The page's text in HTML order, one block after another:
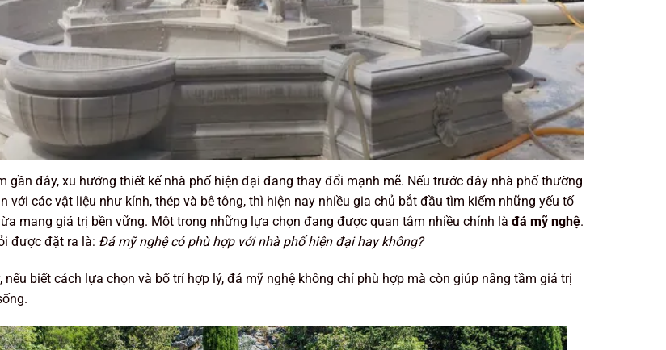
gần đây, xu hướng thiết kế nhà phố hiện đại đang thay đổi mạnh mẽ. Nếu trước đây nhà phố thường
với các vật liệu như kính, thép và bê tông, thì hiện nay nhiều gia chủ bắt đầu tìm kiếm những yếu tố
mang giá trị bền vững. Một trong những lựa chọn đang được quan tâm nhiều chính là đá mỹ nghệ.
được đặt ra là: Đá mỹ nghệ có phù hợp với nhà phố hiện đại hay không?
nếu biết cách lựa chọn và bố trí hợp lý, đá mỹ nghệ không chỉ phù hợp mà còn giúp nâng tầm giá trị